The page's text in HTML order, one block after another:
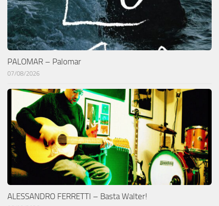
PALOMAR – Palomar
07/08/2026
ALESSANDRO FERRETTI – Basta Walter!